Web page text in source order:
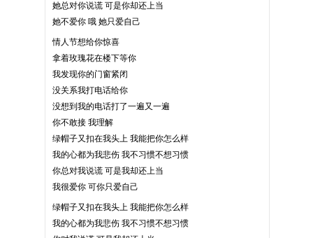
她总对你说谎 可是你却还上当
她不爱你 哦 她只爱自己
情人节想给你惊喜
拿着玫瑰花在楼下等你
我发现你的门窗紧闭
没关系我打电话给你
没想到我的电话打了一遍又一遍
你不敢接 我理解
绿帽子又扣在我头上 我能把你怎么样
我的心都为我悲伤 我不习惯不想习惯
你总对我说谎 可是我却还上当
我很爱你 可你只爱自己
绿帽子又扣在我头上 我能把你怎么样
我的心都为我悲伤 我不习惯不想习惯